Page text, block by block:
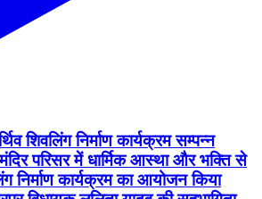
शिवलिंग निर्माण कार्यक्रम सम्पन्न
परिसर में धार्मिक आस्था और भक्ति से
निर्माण कार्यक्रम का आयोजन किया